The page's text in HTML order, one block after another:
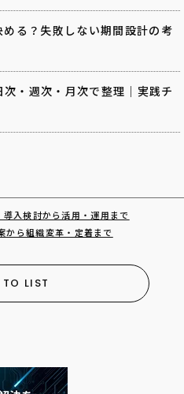
る？失敗しない期間設計の考
・週次・月次で整理｜実践チ
入検討から活用・運用まで
から組織変革・定着まで
LIST